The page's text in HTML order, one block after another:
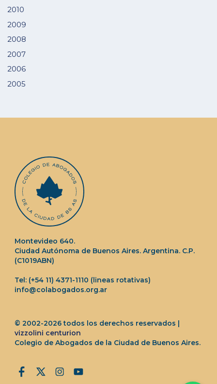
2010
2009
2008
2007
2006
2005
Montevideo 640.
Ciudad Autónoma de Buenos Aires. Argentina. C.P.
(C1019ABN)
Tel: (+54 11) 4371-1110 (lineas rotativas)
info@colabogados.org.ar
© 2002-2026 todos los derechos reservados |
vizzolini centurion
Colegio de Abogados de la Ciudad de Buenos Aires.